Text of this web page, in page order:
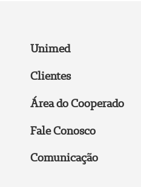
Unimed
Clientes
Área do Cooperado
Fale Conosco
Comunicação